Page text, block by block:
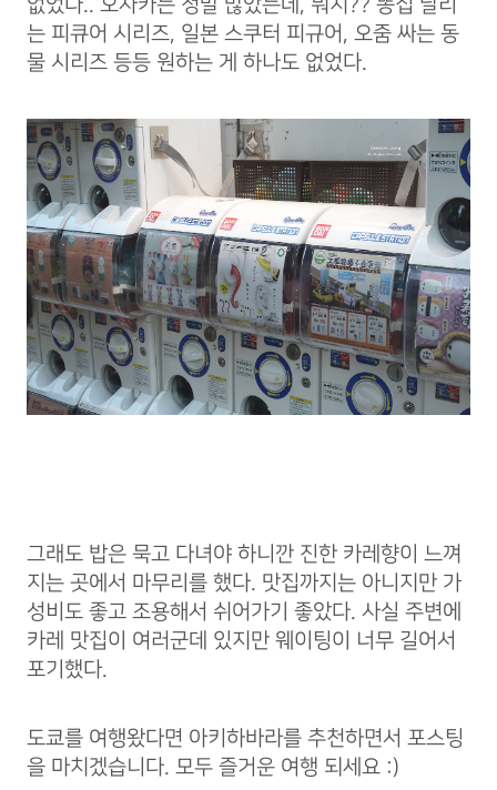
없었다.. 오사카는 정말 많았는데, 뭐지?? 똥집 날리
는 피큐어 시리즈, 일본 스쿠터 피규어, 오줌 싸는 동
물 시리즈 등등 원하는 게 하나도 없었다.
그래도 밥은 묵고 다녀야 하니깐 진한 카레향이 느껴
지는 곳에서 마무리를 했다. 맛집까지는 아니지만 가
성비도 좋고 조용해서 쉬어가기 좋았다. 사실 주변에
카레 맛집이 여러군데 있지만 웨이팅이 너무 길어서
포기했다.
도쿄를 여행왔다면 아키하바라를 추천하면서 포스팅
을 마치겠습니다. 모두 즐거운 여행 되세요 :)